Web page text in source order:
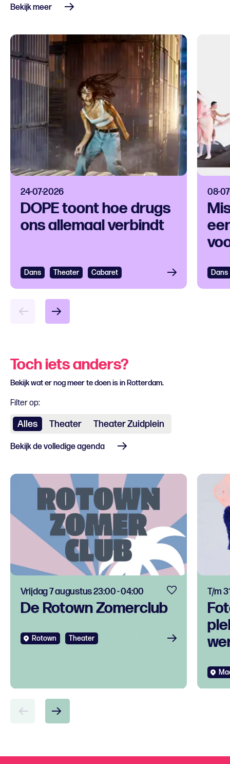
Bekijk meer
24-07-2026
DOPE toont hoe drugs
ons allemaal verbindt
Dans Theater Cabaret
08-
Dans
Bekijken
Toch iets anders?
Bekijk wat er nog meer te doen is in Rotterdam.
Filter op:
Alles Theater Theater Zuidplein
Bekijk de volledige agenda
De Rotown Zomerclub
Vrijdag 7 augustus 23:00 - 04:00
Rotown Theater
T/m